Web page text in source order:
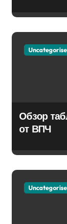
Обзор
от ВПЧ